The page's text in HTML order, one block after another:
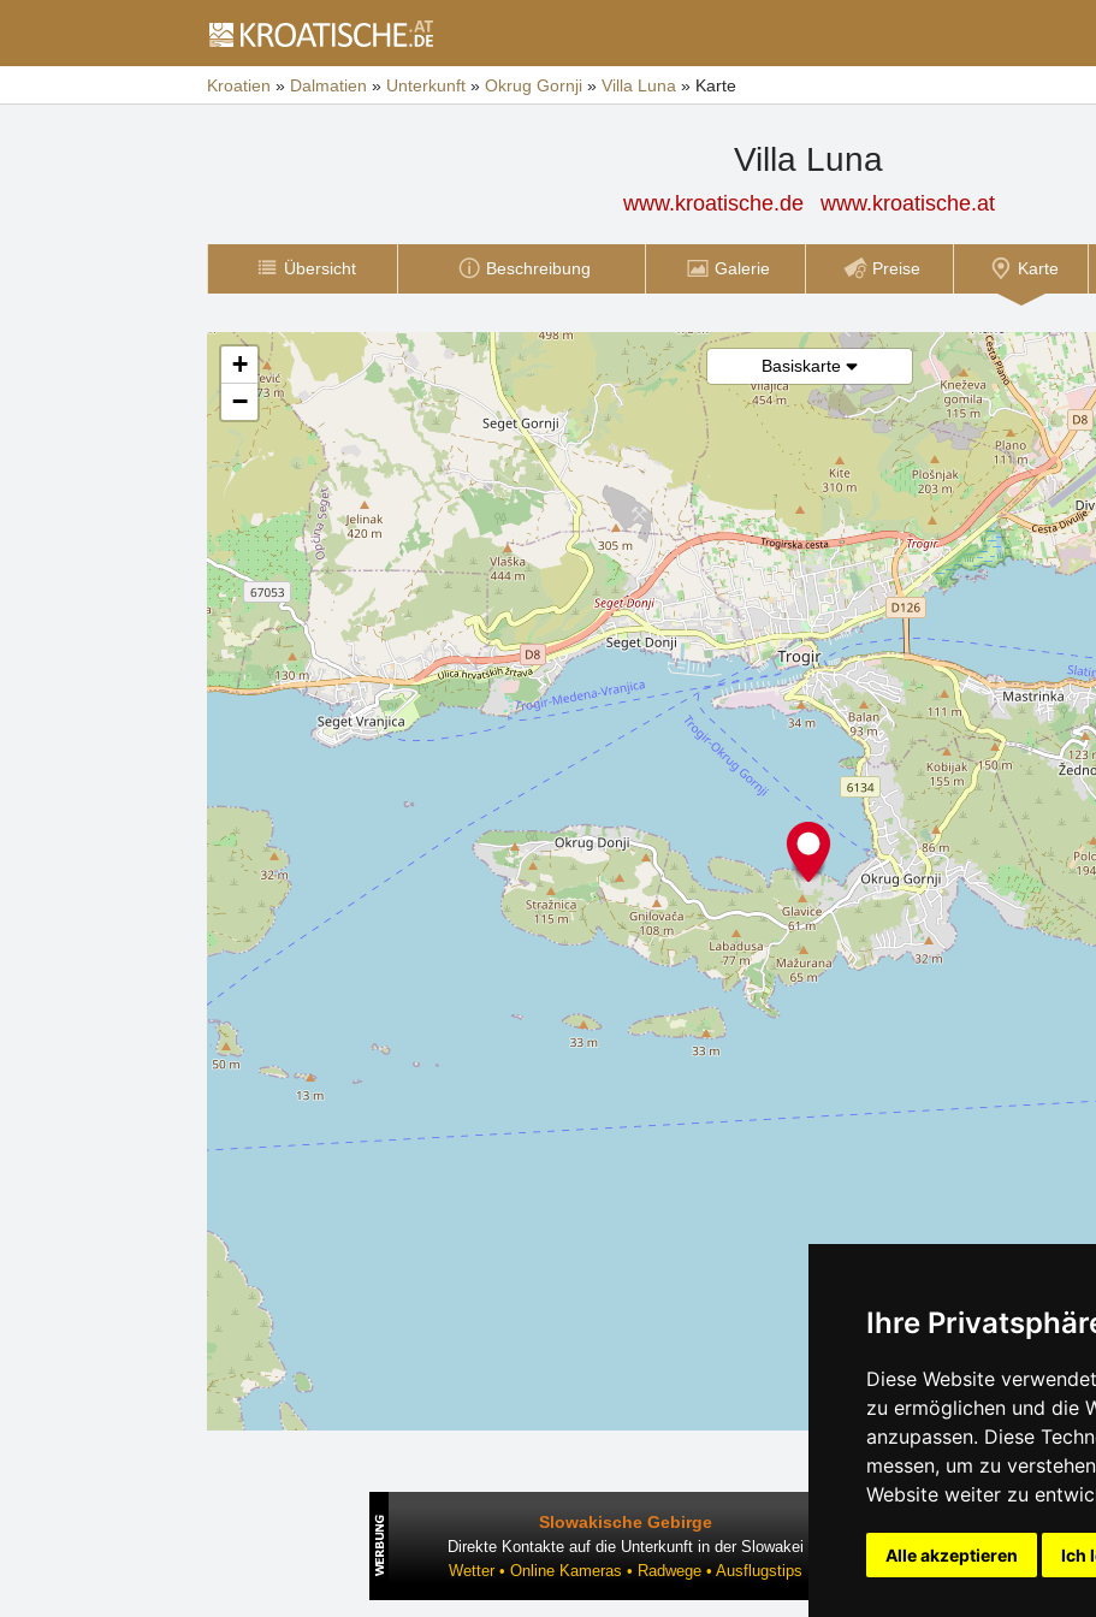
Ihre
Diese Website
zu ermöglichen und die
anzupassen. Diese
messen, um zu
Website weiter zu
Alle akzeptieren Ich
Kroatien » Dalmatien » Unterkunft » Okrug Gornji » Villa Luna » Karte
Villa Luna
www.kroatische.de www.kroatische.at
Übersicht Beschreibung Galerie Preise Karte
Basiskarte
+
−
Slowakische Gebirge
Direkte Kontakte auf die Unterkunft in der Slowakei
Wetter • Online Kameras • Radwege • Ausflugstips